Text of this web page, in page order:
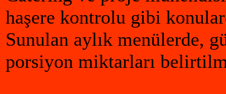
haşere kontrolu gibi
Sunulan aylık menülerde,
porsiyon miktarları